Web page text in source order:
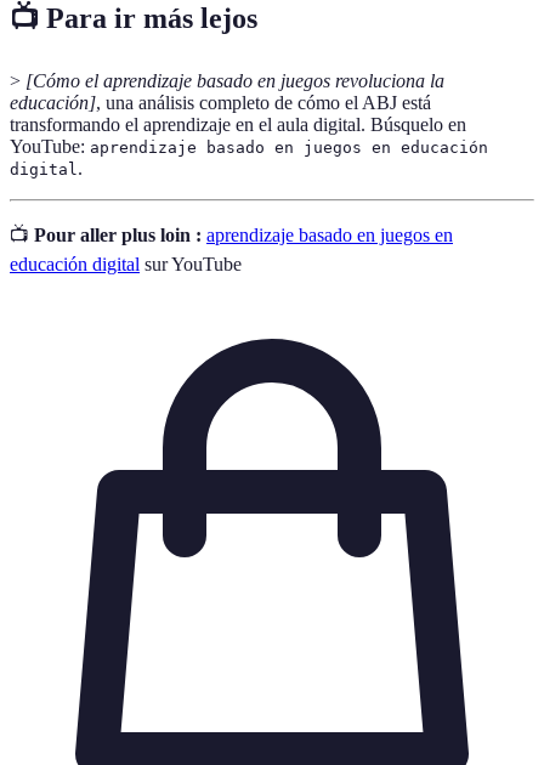
📺 Para ir más lejos
> [Cómo el aprendizaje basado en juegos revoluciona la
educación], una análisis completo de cómo el ABJ está
transformando el aprendizaje en el aula digital. Búsquelo en
YouTube: aprendizaje basado en juegos en educación
digital .
📺 Pour aller plus loin : aprendizaje basado en juegos en
educación digital sur YouTube